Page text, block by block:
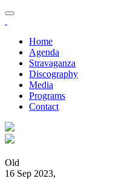
Home
Agenda
Stravaganza
Discography
Media
Programs
Contact
Old
16 Sep 2023,